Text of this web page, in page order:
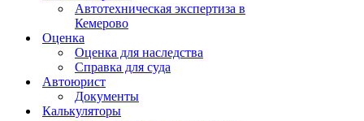
Автотехническая экспертиза в
Кемерово
Оценка
Оценка для наследства
Справка для суда
Автоюрист
Документы
Калькуляторы